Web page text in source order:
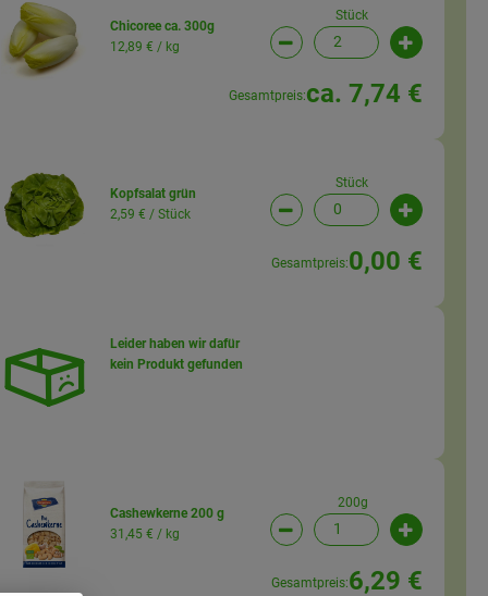
ändern
Chicoree ca. 300g
12,89 € / kg
Stück
Artikelanzahl verringern
Gesamtpreis:ca. 7,74 €
ändern
Kopfsalat grün
2,59 € / Stück
Stück
Artikelanzahl verringern
Gesamtpreis:0,00 €
ändern
Leider haben wir dafür
kein Produkt gefunden
ändern
Cashewkerne 200 g
31,45 € / kg
200g
Artikelanzahl verringern
Gesamtpreis:6,29 €